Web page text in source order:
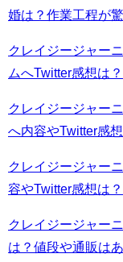
婚は？作業工程が
クレイジージャー
ムへTwitter感想は？
クレイジージャー
へ内容やTwitter感想
クレイジージャー
容やTwitter感想は？
クレイジージャー
は？値段や通販は